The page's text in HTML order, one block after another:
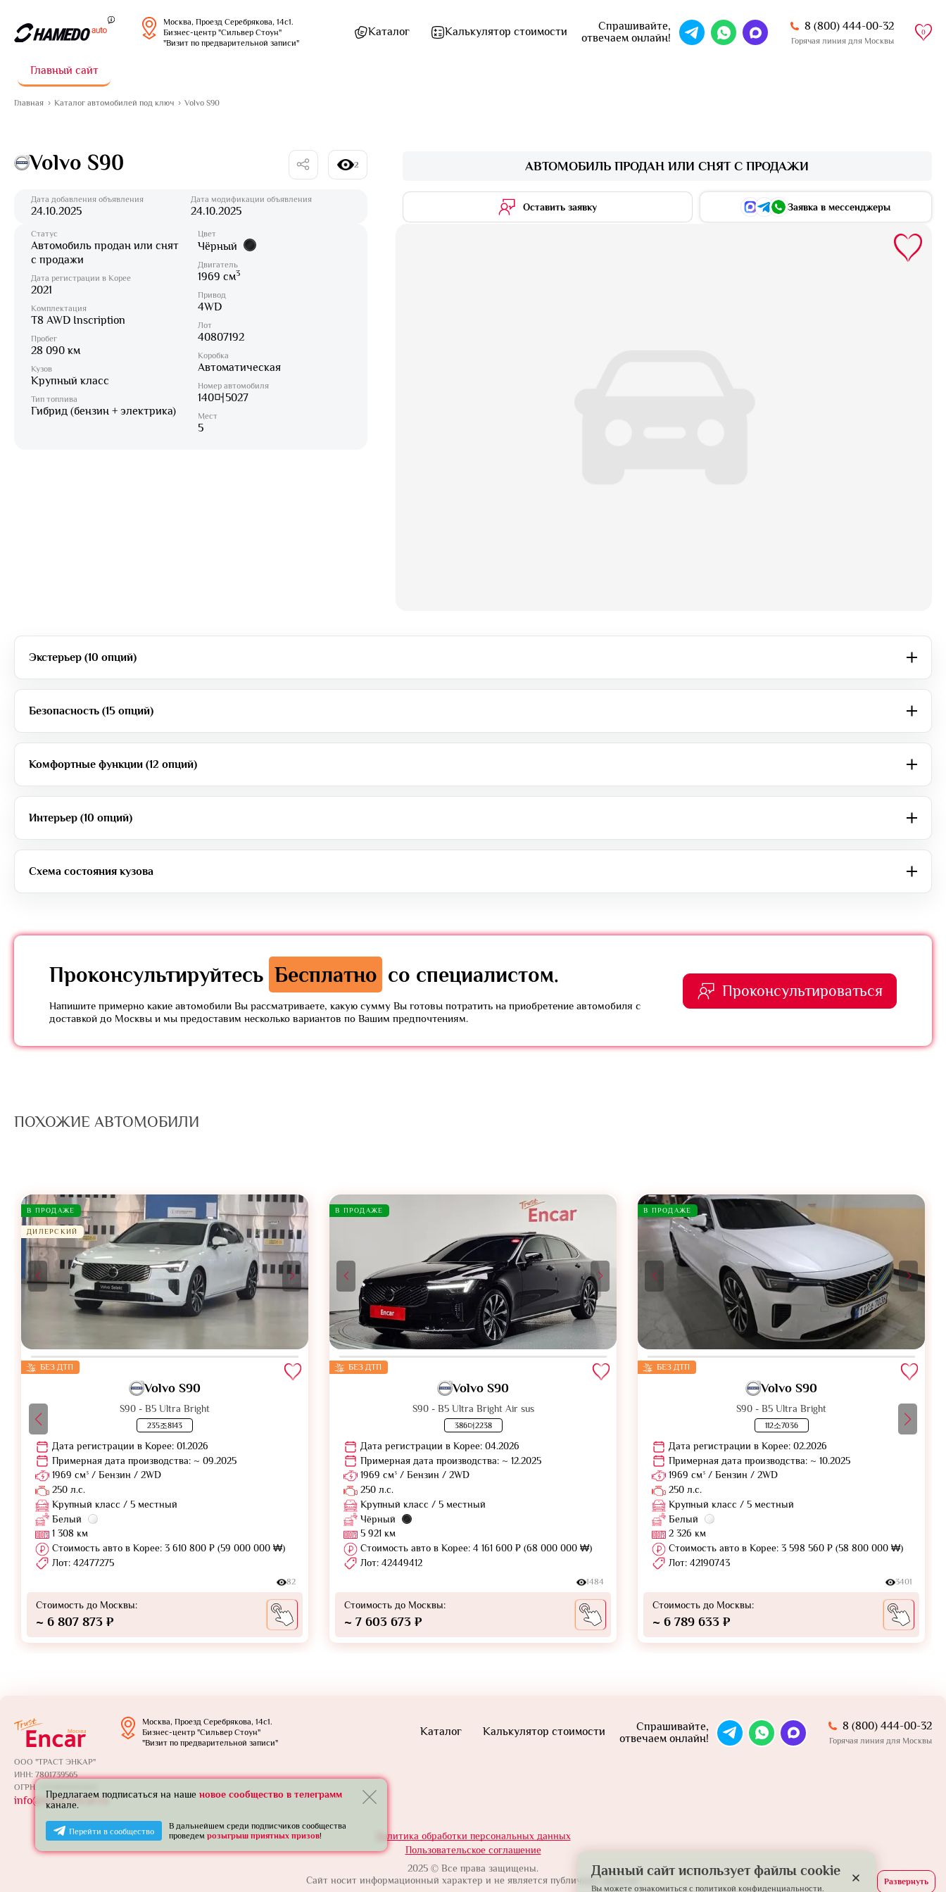
Москва, Проезд Серебрякова, 14с1.
Бизнес-центр "Сильвер Стоун"
"Визит по предварительной записи"
Каталог Калькулятор стоимости
Спрашивайте,
отвечаем онлайн!
8 (800) 444-00-32
Горячая линия для Москвы
0
Главный сайт
Главная Каталог автомобилей под ключ Volvo S90
Volvo S90 2
Дата добавления объявления
24.10.2025
Дата модификации объявления
24.10.2025
АВТОМОБИЛЬ ПРОДАН ИЛИ СНЯТ С ПРОДАЖИ
Оставить заявку Заявка в мессенджеры
Статус
Автомобиль продан или снят
с продажи
Дата регистрации в Корее
2021
Комплектация
T8 AWD Inscription
Пробег
28 090 км
Кузов
Крупный класс
Тип топлива
Гибрид (бензин + электрика)
Цвет
Чёрный
Двигатель
1969 см3
Привод
4WD
Лот
40807192
Коробка
Автоматическая
Номер автомобиля
140머5027
Мест
5
Экстерьер (10 опций)
Безопасность (15 опций)
Комфортные функции (12 опций)
Интерьер (10 опций)
Схема состояния кузова
Проконсультируйтесь Бесплатно со специалистом.
Напишите примерно какие автомобили Вы рассматриваете, какую сумму Вы готовы потратить на приобретение автомобиля с
доставкой до Москвы и мы предоставим несколько вариантов по Вашим предпочтениям.
Проконсультироваться
ПОХОЖИЕ АВТОМОБИЛИ
В ПРОДАЖЕ
ДИЛЕРСКИЙ
БЕЗ ДТП
Volvo S90
S90 - B5 Ultra Bright
235조8143
Дата регистрации в Корее: 01.2026
Примерная дата производства: ~ 09.2025
1969 см³ / Бензин / 2WD
250 л.с.
Крупный класс / 5 местный
Белый
1 308 км
Стоимость авто в Корее: 3 610 800 ₽ (59 000 000 ₩)
Лот: 42477275
82
Стоимость до Москвы:
~ 6 807 873 ₽
В ПРОДАЖЕ
БЕЗ ДТП
Volvo S90
S90 - B5 Ultra Bright Air sus
386더2238
Дата регистрации в Корее: 04.2026
Примерная дата производства: ~ 12.2025
1969 см³ / Бензин / 2WD
250 л.с.
Крупный класс / 5 местный
Чёрный
5 921 км
Стоимость авто в Корее: 4 161 600 ₽ (68 000 000 ₩)
Лот: 42449412
1484
Стоимость до Москвы:
~ 7 603 673 ₽
В ПРОДАЖЕ
БЕЗ ДТП
Volvo S90
S90 - B5 Ultra Bright
112소7036
Дата регистрации в Корее: 02.2026
Примерная дата производства: ~ 10.2025
1969 см³ / Бензин / 2WD
250 л.с.
Крупный класс / 5 местный
Белый
2 326 км
Стоимость авто в Корее: 3 598 560 ₽ (58 800 000 ₩)
Лот: 42190743
3401
Стоимость до Москвы:
~ 6 789 633 ₽
Москва, Проезд Серебрякова, 14с1.
Бизнес-центр "Сильвер Стоун"
"Визит по предварительной записи"
Каталог Калькулятор стоимости
Спрашивайте,
отвечаем онлайн!
8 (800) 444-00-32
Горячая линия для Москвы
ООО "ТРАСТ ЭНКАР"
ИНН: 7801739565
ОГРН: 1257800005924
info@trust-encar.ru
Политика обработки персональных данных
Пользовательское соглашение
2025 © Все права защищены.
Сайт носит информационный характер и не является публичной офертой.
Данный сайт использует файлы cookie
Вы можете ознакомиться с политикой конфиденциальности.
Предлагаем подписаться на наше новое сообщество в телеграмм
канале.
Перейти в сообщество
В дальнейшем среди подписчиков сообщества
проведем розыгрыш приятных призов!
Развернуть